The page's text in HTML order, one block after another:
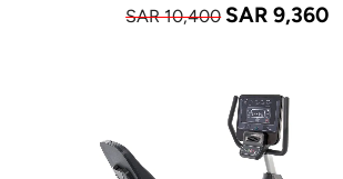
SAR 10,400 SAR 9,360